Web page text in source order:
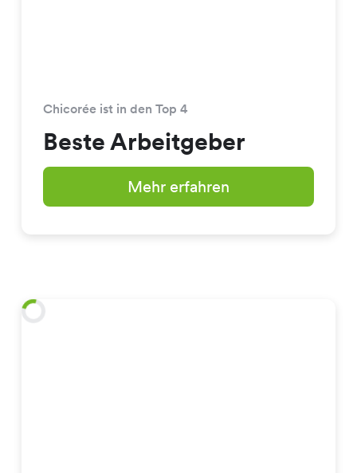
Chicorée ist in den Top 4
Beste Arbeitgeber
Mehr erfahren